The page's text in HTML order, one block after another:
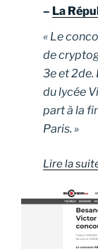
– La
« Le
de
3e et 2de.
du lycée
part à la
Paris. »
Lire la